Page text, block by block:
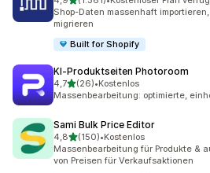
1361 Rezensionen insgesamt
Shop-Daten massenhaft
migrieren
Built for Shopify
KI‑Produktseiten Photoroom
4,7von 5 Sternen
(26)
26 Rezensionen insgesamt
•Kostenlos
Massenbearbeitung: optimierte,
Sami Bulk Price Editor
4,8von 5 Sternen
(150)
150 Rezensionen insgesamt
•Kostenlos
Massenbearbeitung für Produkte &
von Preisen für Verkaufsaktionen